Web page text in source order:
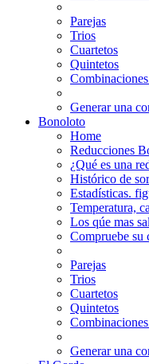
Parejas
Trios
Cuartetos
Quintetos
Generar una
Bonoloto
Home
Reducciones
¿Qué es una
Histórico de
Estadísticas.
Temperatura,
Los qúe mas
Compruebe su
Parejas
Trios
Cuartetos
Quintetos
Generar una